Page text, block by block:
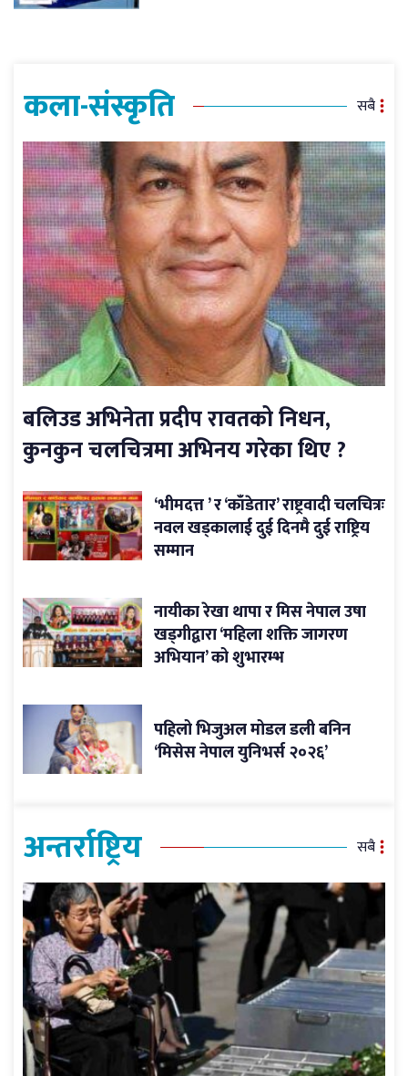
कला-संस्कृति सबै
बलिउड अभिनेता प्रदीप रावतको निधन,
कुनकुन चलचित्रमा अभिनय गरेका थिए ?
‘भीमदत्त ’ र ‘काँडेतार’ राष्ट्रवादी चलचित्रः
नवल खड्कालाई दुई दिनमै दुई राष्ट्रिय
सम्मान
नायीका रेखा थापा र मिस नेपाल उषा
खड्गीद्वारा ‘महिला शक्ति जागरण
अभियान’ को शुभारम्भ
पहिलो भिजुअल मोडल डली बनिन
‘मिसेस नेपाल युनिभर्स २०२६’
अन्तर्राष्ट्रिय सबै